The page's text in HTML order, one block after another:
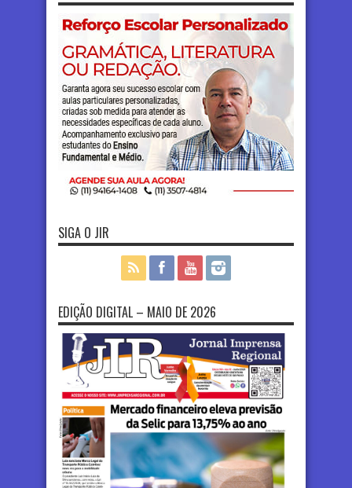
SIGA O JIR
EDIÇÃO DIGITAL – MAIO DE 2026